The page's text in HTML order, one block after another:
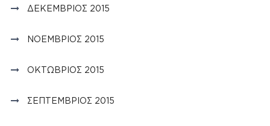
ΔΕΚΈΜΒΡΙΟΣ 2015
ΝΟΈΜΒΡΙΟΣ 2015
ΟΚΤΏΒΡΙΟΣ 2015
ΣΕΠΤΈΜΒΡΙΟΣ 2015